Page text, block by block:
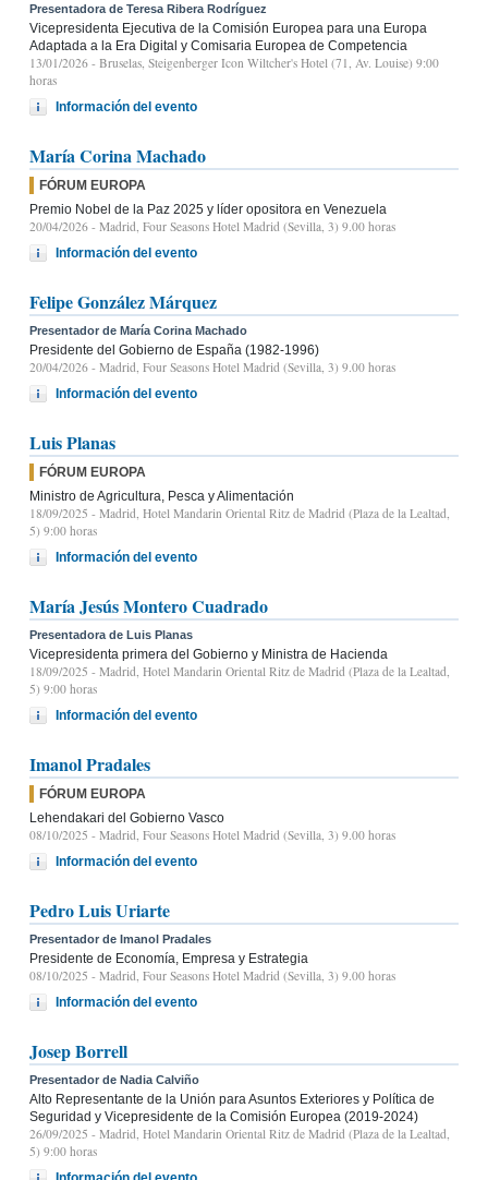
Presentadora de Teresa Ribera Rodríguez
Vicepresidenta Ejecutiva de la Comisión Europea para una Europa
Adaptada a la Era Digital y Comisaria Europea de Competencia
13/01/2026 - Bruselas, Steigenberger Icon Wiltcher's Hotel (71, Av. Louise) 9:00
horas
Información del evento
María Corina Machado
FÓRUM EUROPA
Premio Nobel de la Paz 2025 y líder opositora en Venezuela
20/04/2026 - Madrid, Four Seasons Hotel Madrid (Sevilla, 3) 9.00 horas
Información del evento
Felipe González Márquez
Presentador de María Corina Machado
Presidente del Gobierno de España (1982-1996)
20/04/2026 - Madrid, Four Seasons Hotel Madrid (Sevilla, 3) 9.00 horas
Información del evento
Luis Planas
FÓRUM EUROPA
Ministro de Agricultura, Pesca y Alimentación
18/09/2025 - Madrid, Hotel Mandarin Oriental Ritz de Madrid (Plaza de la Lealtad,
5) 9:00 horas
Información del evento
María Jesús Montero Cuadrado
Presentadora de Luis Planas
Vicepresidenta primera del Gobierno y Ministra de Hacienda
18/09/2025 - Madrid, Hotel Mandarin Oriental Ritz de Madrid (Plaza de la Lealtad,
5) 9:00 horas
Información del evento
Imanol Pradales
FÓRUM EUROPA
Lehendakari del Gobierno Vasco
08/10/2025 - Madrid, Four Seasons Hotel Madrid (Sevilla, 3) 9.00 horas
Información del evento
Pedro Luis Uriarte
Presentador de Imanol Pradales
Presidente de Economía, Empresa y Estrategia
08/10/2025 - Madrid, Four Seasons Hotel Madrid (Sevilla, 3) 9.00 horas
Información del evento
Josep Borrell
Presentador de Nadia Calviño
Alto Representante de la Unión para Asuntos Exteriores y Política de
Seguridad y Vicepresidente de la Comisión Europea (2019-2024)
26/09/2025 - Madrid, Hotel Mandarin Oriental Ritz de Madrid (Plaza de la Lealtad,
5) 9:00 horas
Información del evento